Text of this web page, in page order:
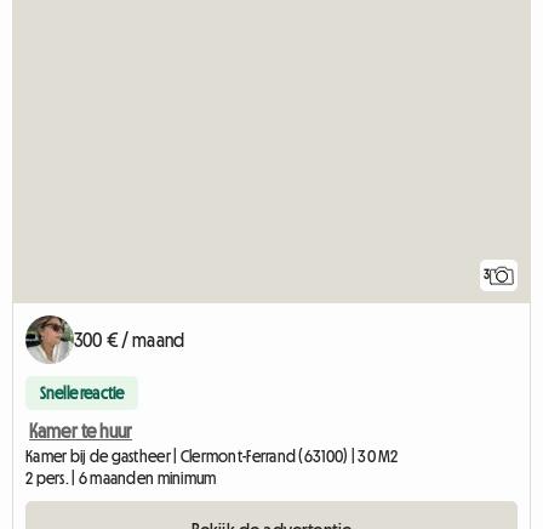
3
300 € / maand
Snelle reactie
Kamer te huur
Kamer bij de gastheer | Clermont-Ferrand (63100) | 30 M2
2 pers. | 6 maanden minimum